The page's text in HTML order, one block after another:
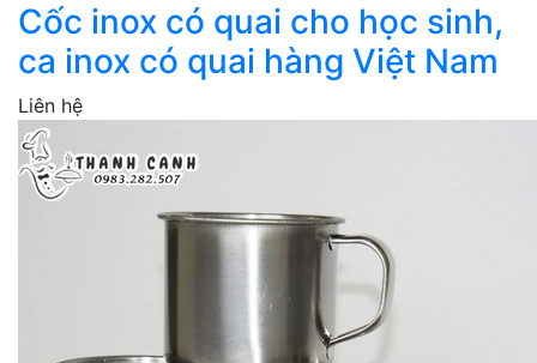
Cốc inox có quai cho học sinh,
ca inox có quai hàng Việt Nam
Liên hệ